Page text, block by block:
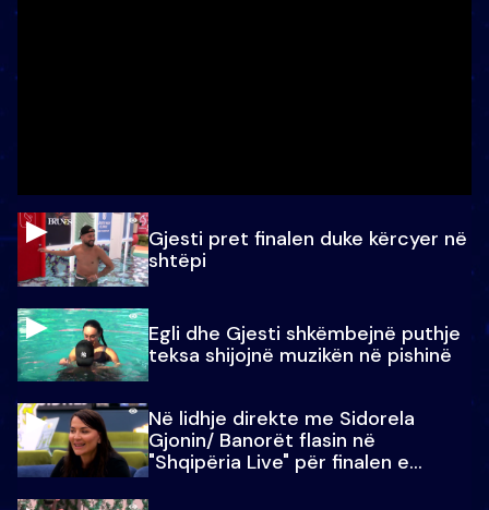
Gjesti pret finalen duke kërcyer në
shtëpi
Egli dhe Gjesti shkëmbejnë puthje
teksa shijojnë muzikën në pishinë
Në lidhje direkte me Sidorela
Gjonin/ Banorët flasin në
"Shqipëria Live" për finalen e